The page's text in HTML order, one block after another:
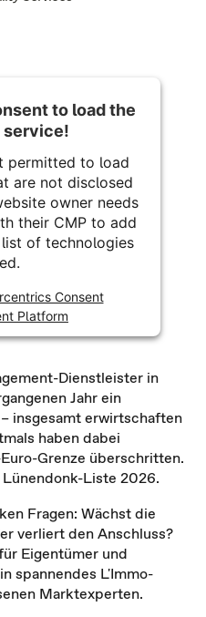
to load the
service!
permitted to load
are not disclosed
owner needs
their CMP to add
of technologies
Consent
Platform
Dienstleister in
Jahr ein
insgesamt erwirtschaften
haben dabei
Grenze überschritten.
Lünendonk-Liste 2026.
Fragen: Wächst die
verliert den Anschluss?
Eigentümer und
spannendes L'Immo-
Marktexperten.